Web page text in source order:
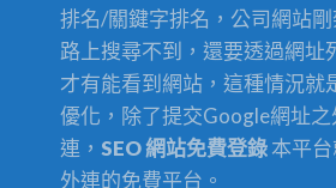
排名/關鍵字排名，公司網站
路上搜尋不到，還要透過網址
才有能看到網站，這種情況就
優化，除了提交Google網址
連，SEO 網站免費登錄本平
外連的免費平台。